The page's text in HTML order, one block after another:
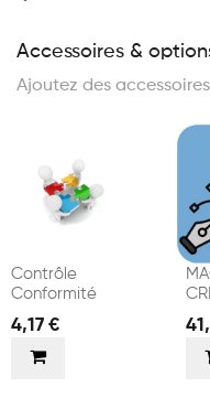
Accessoires &
Ajoutez des
Contrôle
Conformité
4,17 €